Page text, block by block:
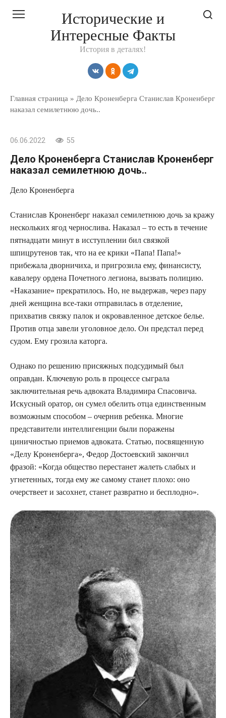
Исторические и
Интересные Факты
История в деталях!
Главная страница » Дело Кроненберга Станислав Кроненберг
наказал семилетнюю дочь..
06.06.2022 55
Дело Кроненберга Станислав Кроненберг
наказал семилетнюю дочь..
Дело Кроненберга
Станислав Кроненберг наказал семилетнюю дочь за кражу
нескольких ягод чернослива. Наказал – то есть в течение
пятнадцати минут в исступлении бил связкой
шпицрутенов так, что на ее крики «Папа! Папа!»
прибежала дворничиха, и пригрозила ему, финансисту,
кавалеру ордена Почетного легиона, вызвать полицию.
«Наказание» прекратилось. Но, не выдержав, через пару
дней женщина все-таки отправилась в отделение,
прихватив связку палок и окровавленное детское белье.
Против отца завели уголовное дело. Он предстал перед
судом. Ему грозила каторга.
Однако по решению присяжных подсудимый был
оправдан. Ключевую роль в процессе сыграла
заключительная речь адвоката Владимира Спасовича.
Искусный оратор, он сумел обелить отца единственным
возможным способом – очернив ребенка. Многие
представители интеллигенции были поражены
циничностью приемов адвоката. Статью, посвященную
«Делу Кроненберга», Федор Достоевский закончил
фразой: «Когда общество перестанет жалеть слабых и
угнетенных, тогда ему же самому станет плохо: оно
очерствеет и засохнет, станет развратно и бесплодно».